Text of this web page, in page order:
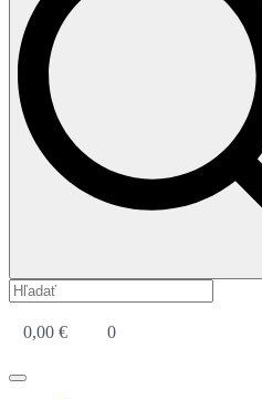
0,00 € 0